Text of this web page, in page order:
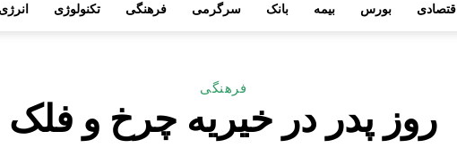
اقتصادی بورس بیمه بانک سرگرمی فرهنگی تکنولوژی انرژی
فرهنگی
روز پدر در خیریه چرخ و فلک